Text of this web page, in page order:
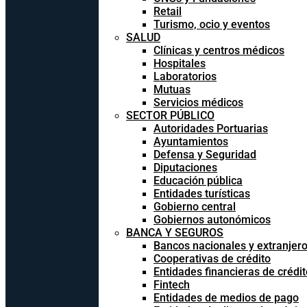
Retail
Turismo, ocio y eventos
SALUD
Clínicas y centros médicos
Hospitales
Laboratorios
Mutuas
Servicios médicos
SECTOR PÚBLICO
Autoridades Portuarias
Ayuntamientos
Defensa y Seguridad
Diputaciones
Educación pública
Entidades turísticas
Gobierno central
Gobiernos autonómicos
BANCA Y SEGUROS
Bancos nacionales y
Cooperativas de crédito
Entidades financieras de
Fintech
Entidades de medios de pago